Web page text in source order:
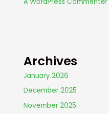
Archives
January 2026
December 2025
November 2025